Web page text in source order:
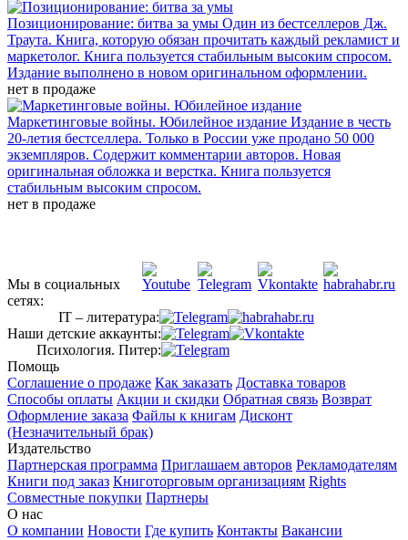
Позиционирование: битва за умы Один из бестселлеров Дж.
Траута. Книга, которую обязан прочитать каждый рекламист и
маркетолог. Книга пользуется стабильным высоким спросом.
Издание выполнено в новом оригинальном оформлении.
нет в продаже
Маркетинговые войны. Юбилейное издание Издание в честь
20-летия бестселлера. Только в России уже продано 50 000
экземпляров. Содержит комментарии авторов. Новая
оригинальная обложка и верстка. Книга пользуется
стабильным высоким спросом.
нет в продаже
Мы в социальных
сетях:
IT – литература:
Наши детские аккаунты:
Психология. Питер:
Помощь
Соглашение о продаже Как заказать Доставка товаров
Способы оплаты Акции и скидки Обратная связь Возврат
Оформление заказа Файлы к книгам Дисконт
(Незначительный брак)
Издательство
Партнерская программа Приглашаем авторов Рекламодателям
Книги под заказ Книготорговым организациям Rights
Совместные покупки Партнеры
О нас
О компании Новости Где купить Контакты Вакансии